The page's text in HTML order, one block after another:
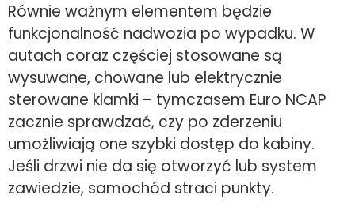
Równie ważnym elementem będzie
funkcjonalność nadwozia po wypadku. W
autach coraz częściej stosowane są
wysuwane, chowane lub elektrycznie
sterowane klamki – tymczasem Euro NCAP
zacznie sprawdzać, czy po zderzeniu
umożliwiają one szybki dostęp do kabiny.
Jeśli drzwi nie da się otworzyć lub system
zawiedzie, samochód straci punkty.